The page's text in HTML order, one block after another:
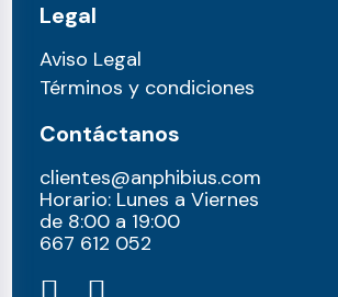
Legal
Aviso Legal
Términos y condiciones
Contáctanos
clientes@anphibius.com
Horario: Lunes a Viernes
de 8:00 a 19:00
667 612 052​